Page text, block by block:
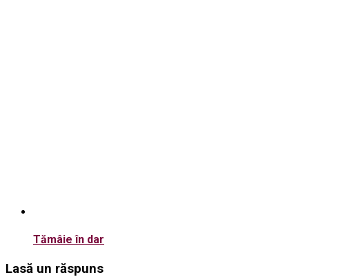
Tămâie în dar
Lasă un răspuns